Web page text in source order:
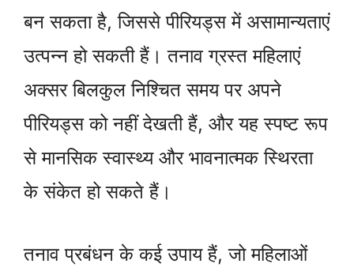
बन सकता है, जिससे पीरियड्स में असामान्यताएं
उत्पन्न हो सकती हैं। तनाव ग्रस्त महिलाएं
अक्सर बिलकुल निश्चित समय पर अपने
पीरियड्स को नहीं देखती हैं, और यह स्पष्ट रूप
से मानसिक स्वास्थ्य और भावनात्मक स्थिरता
के संकेत हो सकते हैं।
तनाव प्रबंधन के कई उपाय हैं, जो महिलाओं